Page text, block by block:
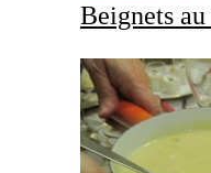
Beignets